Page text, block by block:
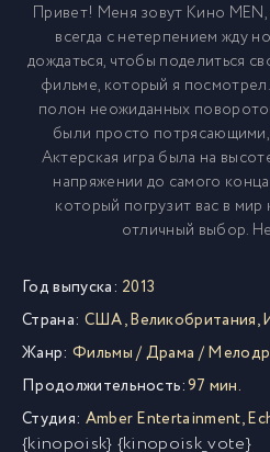
Привет! Меня зовут Кино
всегда с нетерпением жду
дождаться, чтобы поделиться
фильме, который я
полон неожиданных
были просто
Актерская игра была на
напряжении до самого
который погрузит вас в
отличный выбор.
Год выпуска: 2013
Страна: США,Великобритания,
Жанр: Фильмы/Драма /
Продолжительность:97 мин.
Студия: Amber Entertainment,
{kinopoisk} {kinopoisk_vote}